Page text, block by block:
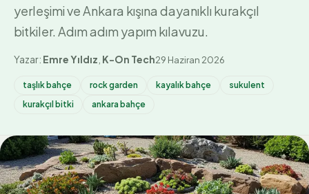
yerleşimi ve Ankara kışına dayanıklı kurakçıl
bitkiler. Adım adım yapım kılavuzu.
Yazar: Emre Yıldız K-On Tech29 Haziran 2026
taşlık bahçe rock garden kayalık bahçe
sukulent
kurakçıl bitki
ankara bahçe